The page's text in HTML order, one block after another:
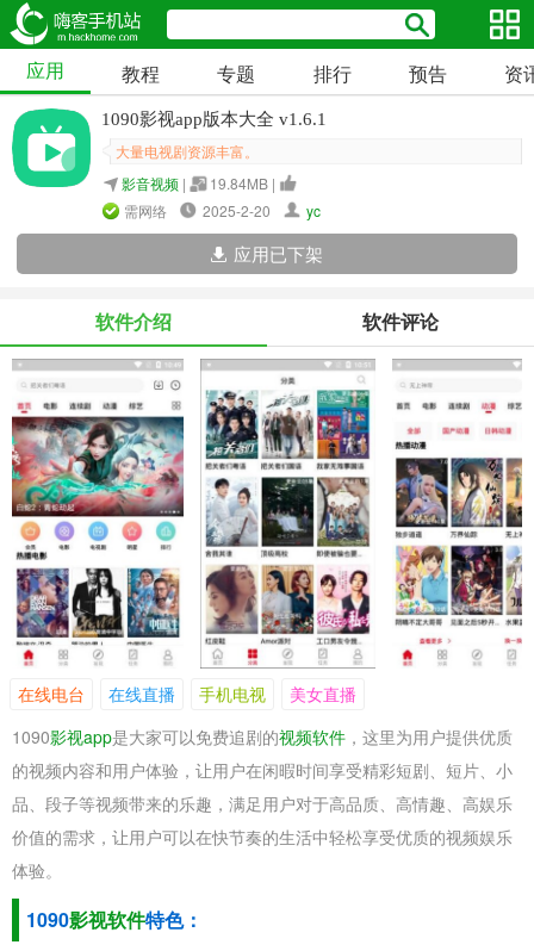
应用 教程 专题 排行 预告 资
1090影视app版本大全 v1.6.1
大量电视剧资源丰富。
影音视频 |
19.84MB |
需网络
2025-2-20 yc
应用已下架
软件介绍 软件评论
在线电台 在线直播 手机电视
美女直播
1090影视app是大家可以免费追剧的视频软件 ，这里为用户提供优质
的视频内容和用户体验，让用户在闲暇时间享受精彩短剧、短片、小
品、段子等视频带来的乐趣，满足用户对于高品质、高情趣、高娱乐
价值的需求，让用户可以在快节奏的生活中轻松享受优质的视频娱乐
体验。
1090影视软件特色：